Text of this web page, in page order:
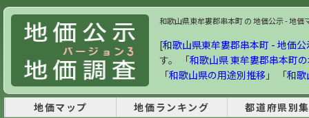
和歌山県東牟婁郡串本町 の 地価公示 - 地
[和歌山県東牟婁郡串本町 - 地価
す。 「和歌山県 東牟婁郡串本町
「和歌山県の用途別推移 」 「和歌
地価マップ 地価ランキング 都道府県別